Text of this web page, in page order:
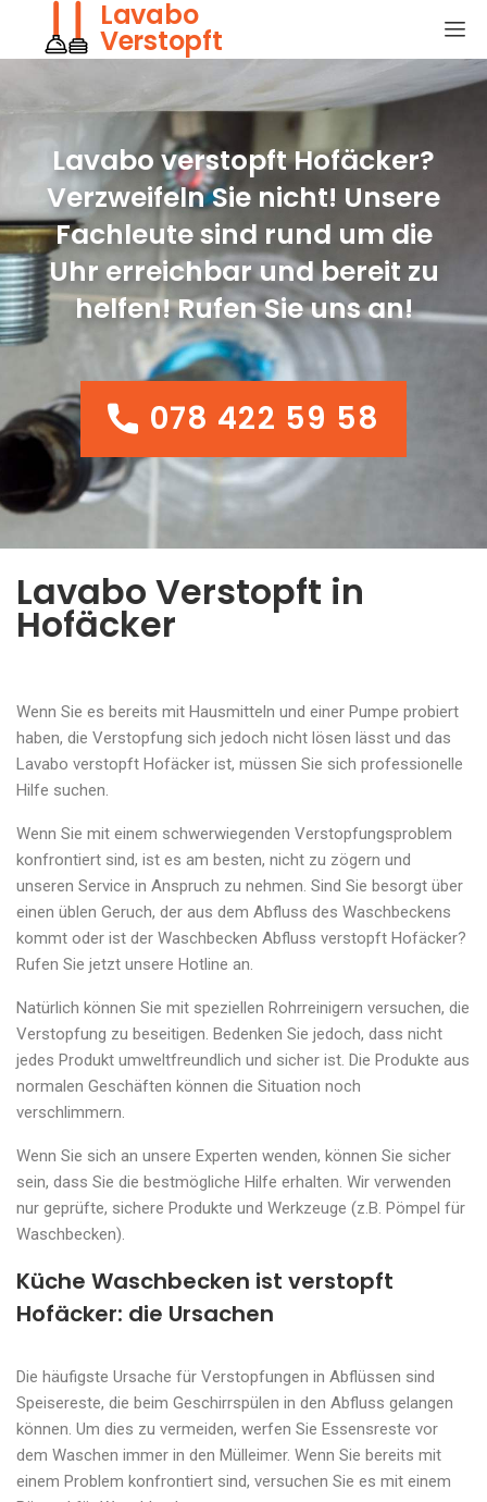
Lavabo
Verstopft
Lavabo verstopft Hofäcker?
Verzweifeln Sie nicht! Unsere
Fachleute sind rund um die
Uhr erreichbar und bereit zu
helfen! Rufen Sie uns an!
078 422 59 58
078 422 59 58
Lavabo Verstopft in
Hofäcker
Wenn Sie es bereits mit Hausmitteln und einer Pumpe probiert
haben, die Verstopfung sich jedoch nicht lösen lässt und das
Lavabo verstopft Hofäcker ist, müssen Sie sich professionelle
Hilfe suchen.
Wenn Sie mit einem schwerwiegenden Verstopfungsproblem
konfrontiert sind, ist es am besten, nicht zu zögern und
unseren Service in Anspruch zu nehmen. Sind Sie besorgt über
einen üblen Geruch, der aus dem Abfluss des Waschbeckens
kommt oder ist der Waschbecken Abfluss verstopft Hofäcker?
Rufen Sie jetzt unsere Hotline an.
Natürlich können Sie mit speziellen Rohrreinigern versuchen, die
Verstopfung zu beseitigen. Bedenken Sie jedoch, dass nicht
jedes Produkt umweltfreundlich und sicher ist. Die Produkte aus
normalen Geschäften können die Situation noch
verschlimmern.
Wenn Sie sich an unsere Experten wenden, können Sie sicher
sein, dass Sie die bestmögliche Hilfe erhalten. Wir verwenden
nur geprüfte, sichere Produkte und Werkzeuge (z.B. Pömpel für
Waschbecken).
Küche Waschbecken ist verstopft
Hofäcker: die Ursachen
Die häufigste Ursache für Verstopfungen in Abflüssen sind
Speisereste, die beim Geschirrspülen in den Abfluss gelangen
können. Um dies zu vermeiden, werfen Sie Essensreste vor
dem Waschen immer in den Mülleimer. Wenn Sie bereits mit
einem Problem konfrontiert sind, versuchen Sie es mit einem